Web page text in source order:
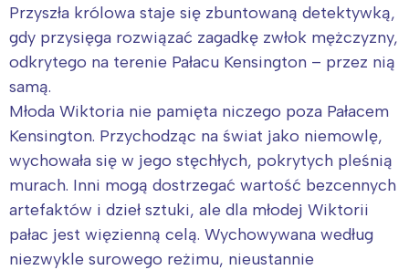
Przyszła królowa staje się zbuntowaną detektywką,
gdy przysięga rozwiązać zagadkę zwłok mężczyzny,
odkrytego na terenie Pałacu Kensington – przez nią
samą.
Młoda Wiktoria nie pamięta niczego poza Pałacem
Kensington. Przychodząc na świat jako niemowlę,
wychowała się w jego stęchłych, pokrytych pleśnią
murach. Inni mogą dostrzegać wartość bezcennych
artefaktów i dzieł sztuki, ale dla młodej Wiktorii
pałac jest więzienną celą. Wychowywana według
niezwykle surowego reżimu, nieustannie